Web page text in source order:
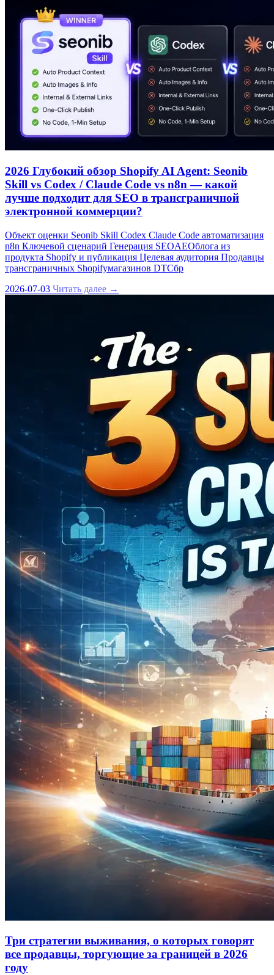
2026 Глубокий обзор Shopify AI Agent: Seonib
Skill vs Codex / Claude Code vs n8n — какой
лучше подходит для SEO в трансграничной
электронной коммерции?
Объект оценки Seonib Skill Codex Claude Code автоматизация
n8n Ключевой сценарий Генерация SEOAEOблога из
продукта Shopify и публикация Целевая аудитория Продавцы
трансграничных Shopifyмагазинов DTCбр
2026-07-03 Читать далее →
Три стратегии выживания, о которых говорят
все продавцы, торгующие за границей в 2026
году